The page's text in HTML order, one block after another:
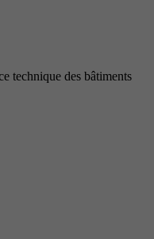
technique des bâtiments